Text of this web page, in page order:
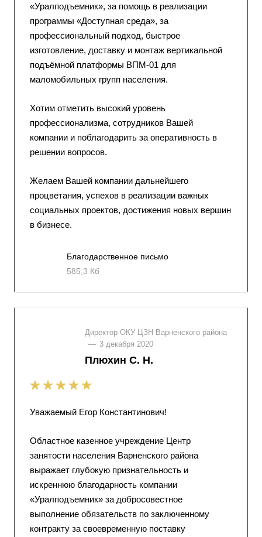
«Уралподъемник», за помощь в реализации
программы «Доступная среда», за
профессиональный подход, быстрое
изготовление, доставку и монтаж вертикальной
подъёмной платформы ВПМ-01 для
маломобильных групп населения.
Хотим отметить высокий уровень
профессионализма, сотрудников Вашей
компании и поблагодарить за оперативность в
решении вопросов.
Желаем Вашей компании дальнейшего
процветания, успехов в реализации важных
социальных проектов, достижения новых вершин
в бизнесе.
Благодарственное письмо
585,3 Кб
Директор ОКУ ЦЗН Варненского района
— 3 декабря 2020
Плюхин С. Н.
Уважаемый Егор Константинович!
Областное казенное учреждение Центр
занятости населения Варненского района
выражает глубокую признательность и
искреннюю благодарность компании
«Уралподъемник» за добросовестное
выполнение обязательств по заключенному
контракту за своевременную поставку